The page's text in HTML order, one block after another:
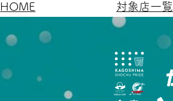
HOME 対象店一覧